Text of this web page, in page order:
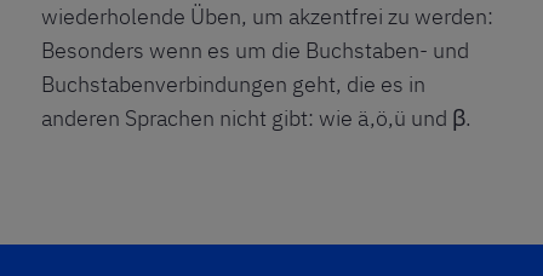
wiederholende Üben, um akzentfrei zu werden:
Besonders wenn es um die Buchstaben- und
Buchstabenverbindungen geht, die es in
anderen Sprachen nicht gibt: wie ä,ö,ü und β.